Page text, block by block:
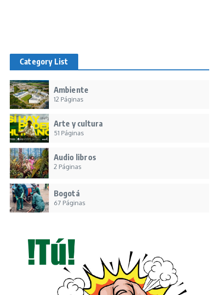
Category List
Ambiente
12 Páginas
Arte y cultura
51 Páginas
Audio libros
2 Páginas
Bogotá
67 Páginas